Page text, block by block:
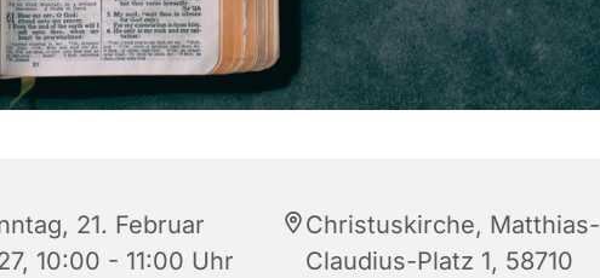
21. Februar
10:00 - 11:00 Uhr
Christuskirche, Matthias-
Claudius-Platz 1, 58710